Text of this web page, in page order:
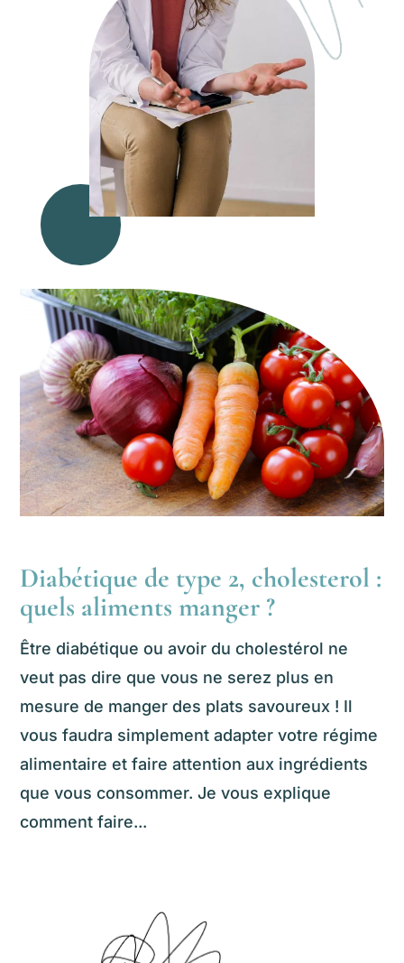
Diabétique de type 2, cholesterol :
quels aliments manger ?
Être diabétique ou avoir du cholestérol ne
veut pas dire que vous ne serez plus en
mesure de manger des plats savoureux ! Il
vous faudra simplement adapter votre régime
alimentaire et faire attention aux ingrédients
que vous consommer. Je vous explique
comment faire...